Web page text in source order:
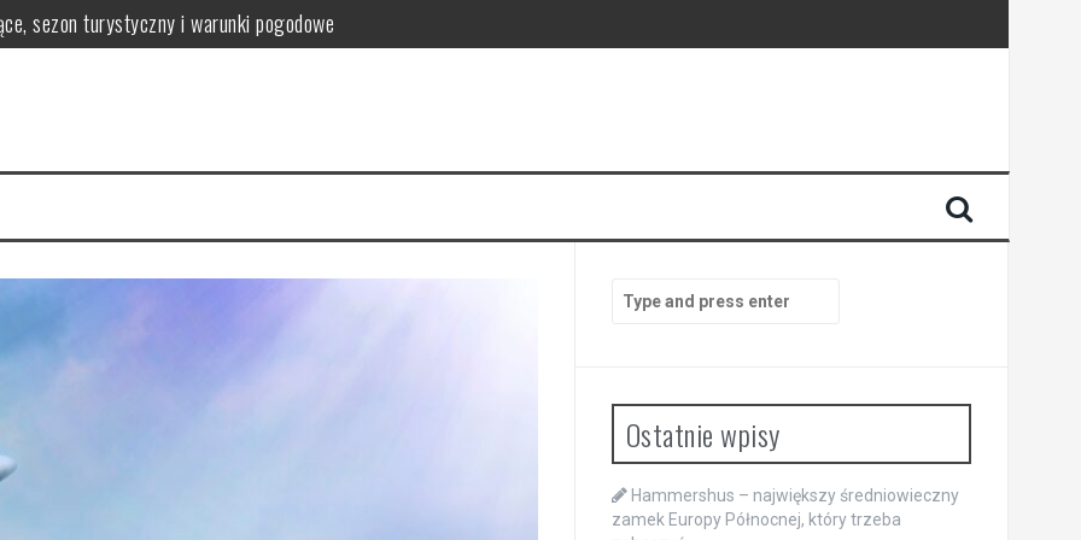
sezon turystyczny i warunki pogodowe
jedzenie i atrakcje krok po budżecie
wystarczy weekend, a kiedy warto zostać dłużej
dachem, muzea i miejsca na deszczowe dni
for:
Ostatnie wpisy
Hammershus – największy średniowieczny
zamek Europy Północnej, który trzeba